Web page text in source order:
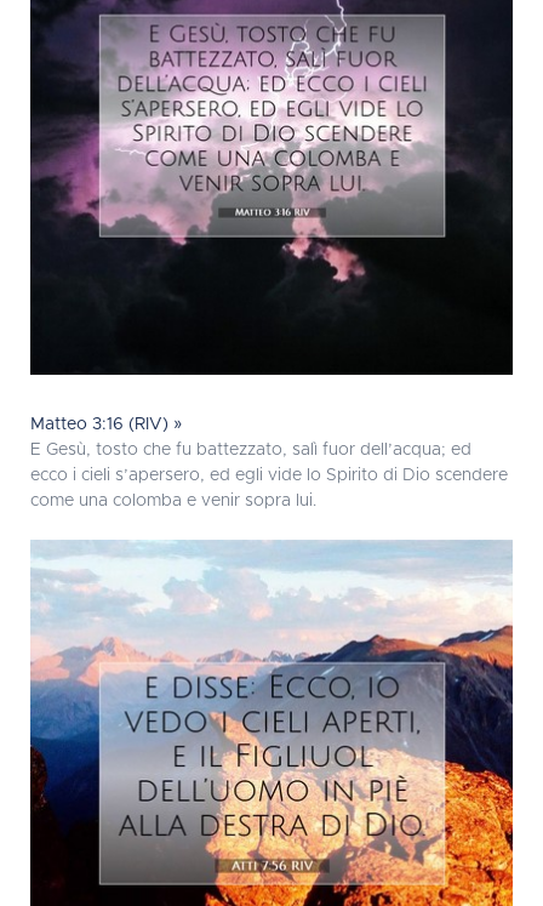
Matteo 3:16 (RIV) »
E Gesù, tosto che fu battezzato, salì fuor dell’acqua; ed
ecco i cieli s’apersero, ed egli vide lo Spirito di Dio scendere
come una colomba e venir sopra lui.